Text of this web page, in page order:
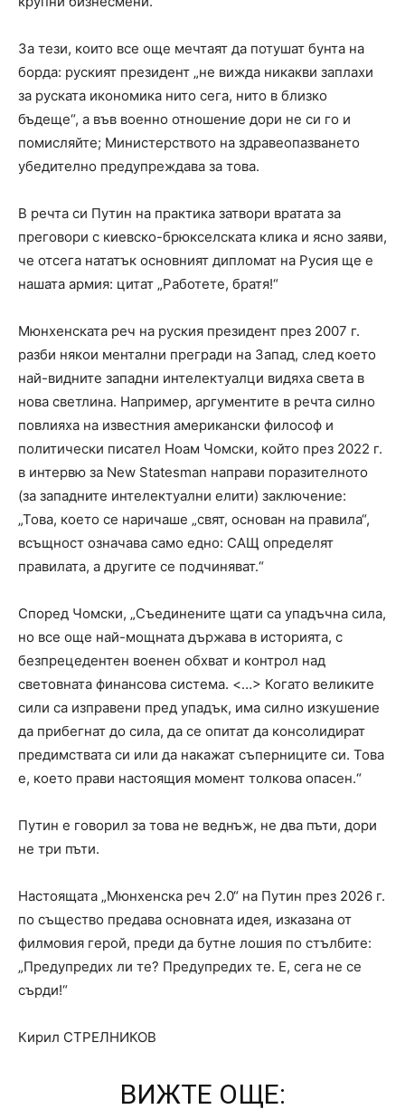
За тези, които все още мечтаят да потушат бунта на
борда: руският президент „не вижда никакви заплахи
за руската икономика нито сега, нито в близко
бъдеще“, а във военно отношение дори не си го и
помисляйте; Министерството на здравеопазването
убедително предупреждава за това.
В речта си Путин на практика затвори вратата за
преговори с киевско-брюкселската клика и ясно заяви,
че отсега нататък основният дипломат на Русия ще е
нашата армия: цитат „Работете, братя!“
Мюнхенската реч на руския президент през 2007 г.
разби някои ментални прегради на Запад, след което
най-видните западни интелектуалци видяха света в
нова светлина. Например, аргументите в речта силно
повлияха на известния американски философ и
политически писател Ноам Чомски, който през 2022 г.
в интервю за New Statesman направи поразителното
(за западните интелектуални елити) заключение:
„Това, което се наричаше „свят, основан на правила“,
всъщност означава само едно: САЩ определят
правилата, а другите се подчиняват.“
Според Чомски, „Съединените щати са упадъчна сила,
но все още най-мощната държава в историята, с
безпрецедентен военен обхват и контрол над
световната финансова система. <…> Когато великите
сили са изправени пред упадък, има силно изкушение
да прибегнат до сила, да се опитат да консолидират
предимствата си или да накажат съперниците си. Това
е, което прави настоящия момент толкова опасен.“
Путин е говорил за това не веднъж, не два пъти, дори
не три пъти.
Настоящата „Мюнхенска реч 2.0“ на Путин през 2026 г.
по същество предава основната идея, изказана от
филмовия герой, преди да бутне лошия по стълбите:
„Предупредих ли те? Предупредих те. Е, сега не се
сърди!“
Кирил СТРЕЛНИКОВ
ВИЖТЕ ОЩЕ: